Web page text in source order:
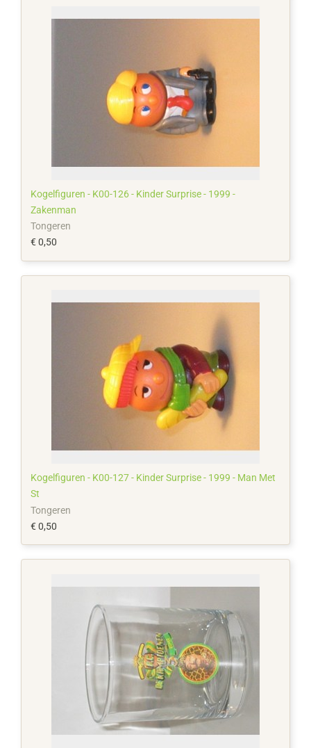
Kogelfiguren - K00-126 - Kinder Surprise - 1999 -
Zakenman
Tongeren
€ 0,50
Kogelfiguren - K00-127 - Kinder Surprise - 1999 - Man Met
St
Tongeren
€ 0,50